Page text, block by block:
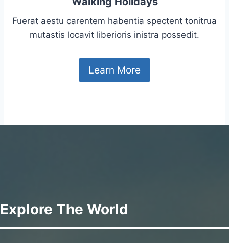
Fuerat aestu carentem habentia spectent tonitrua
mutastis locavit liberioris inistra possedit.
Learn More
Explore The World